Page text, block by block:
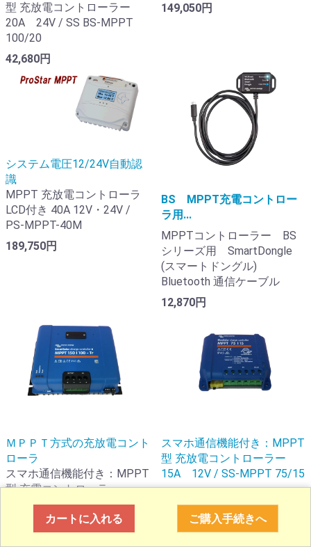
型 充放電コントローラー
20A 24V / SS BS-MPPT
100/20
42,680円
149,050円
システム電圧12/24V自動認
識
MPPT 充放電コントローラ
LCD付き 40A 12V・24V /
PS-MPPT-40M
189,750円
BS MPPT充電コントロー
ラ用...
MPPTコントローラー BS
シリーズ用 SmartDongle
(スマートドングル)
Bluetooth 通信ケーブル
12,870円
ＭＰＰＴ方式の充放電コント
ローラ
スマホ通信機能付き：MPPT
型 充電コントローラー
100A 12V 24V 48V兼用 /
BS-MPPT 150/100
スマホ通信機能付き：MPPT
型 充放電コントローラー
15A 12V / SS-MPPT 75/15
カートに入れる
ご購入手続きへ